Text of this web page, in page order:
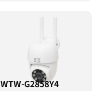
WTW-G2858Y4